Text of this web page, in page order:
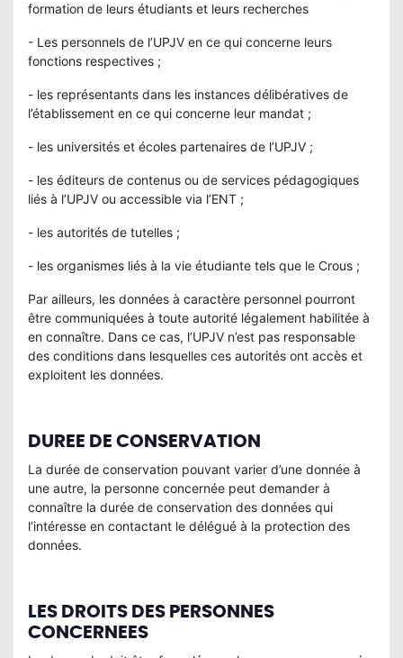
formation de leurs étudiants et leurs recherches
- Les personnels de l’UPJV en ce qui concerne leurs
fonctions respectives ;
- les représentants dans les instances délibératives de
l’établissement en ce qui concerne leur mandat ;
- les universités et écoles partenaires de l’UPJV ;
- les éditeurs de contenus ou de services pédagogiques
liés à l’UPJV ou accessible via l’ENT ;
- les autorités de tutelles ;
- les organismes liés à la vie étudiante tels que le Crous ;
Par ailleurs, les données à caractère personnel pourront
être communiquées à toute autorité légalement habilitée à
en connaître. Dans ce cas, l’UPJV n’est pas responsable
des conditions dans lesquelles ces autorités ont accès et
exploitent les données.
DUREE DE CONSERVATION
La durée de conservation pouvant varier d’une donnée à
une autre, la personne concernée peut demander à
connaître la durée de conservation des données qui
l’intéresse en contactant le délégué à la protection des
données.
LES DROITS DES PERSONNES
CONCERNEES